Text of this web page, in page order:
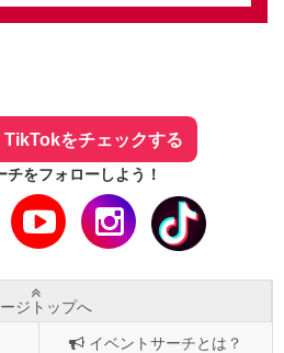
TikTokをチェックする
チをフォローしよう！
ジトップへ
イベントサーチとは？